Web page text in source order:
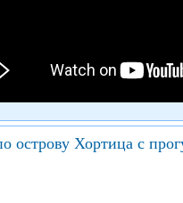
острову Хортица с